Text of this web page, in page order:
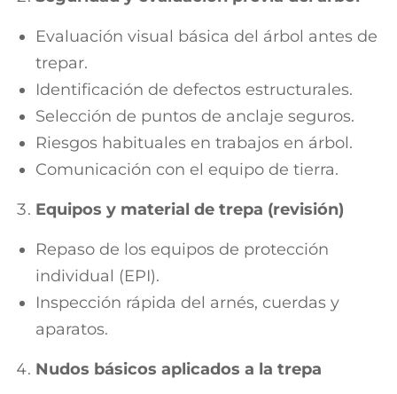
Evaluación visual básica del árbol antes de
trepar.
Identificación de defectos estructurales.
Selección de puntos de anclaje seguros.
Riesgos habituales en trabajos en árbol.
Comunicación con el equipo de tierra.
Equipos y material de trepa (revisión)
Repaso de los equipos de protección
individual (EPI).
Inspección rápida del arnés, cuerdas y
aparatos.
Nudos básicos aplicados a la trepa